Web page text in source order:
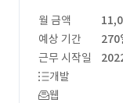
월 금액
예상 기간
270
근무 시작일
개발
웹